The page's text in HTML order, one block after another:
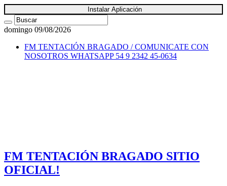
Instalar Aplicación
domingo 09/08/2026
FM TENTACIÓN BRAGADO / COMUNICATE CON
NOSOTROS WHATSAPP 54 9 2342 45-0634
FM TENTACIÓN BRAGADO SITIO
OFICIAL!